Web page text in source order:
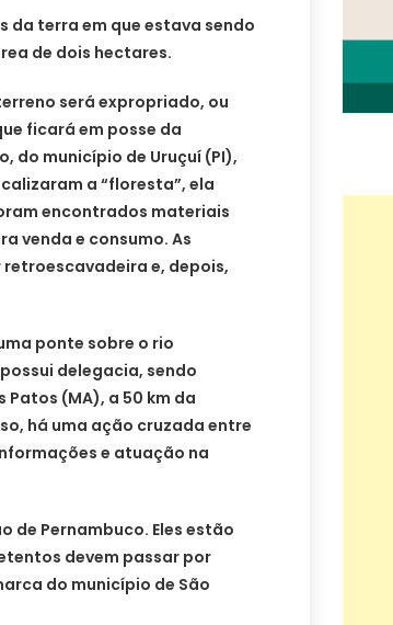
da terra em que estava sendo
de dois hectares.
será expropriado, ou
ficará em posse da
do município de Uruçuí (PI),
a “floresta”, ela
encontrados materiais
venda e consumo. As
e, depois,
ponte sobre o rio
delegacia, sendo
(MA), a 50 km da
há uma ação cruzada entre
e atuação na
de Pernambuco. Eles estão
devem passar por
do município de São